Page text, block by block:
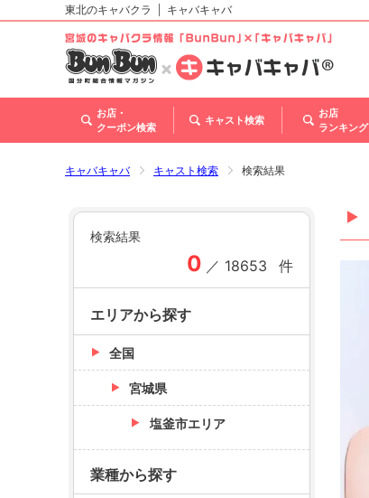
北海道
東北
甲信越・北陸
関西
東北のキャバクラ キャバキャバ
お店・
クーポン検索
キャスト検索
お店
ランキング
キャバキャバ キャスト検索 検索結果
検索結果
0 ／ 18653 件
エリアから探す
全国
宮城県
塩釜市エリア
業種から探す